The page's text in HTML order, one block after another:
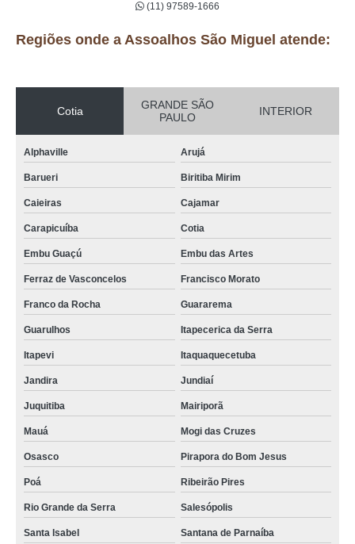
(11) 97589-1666
Regiões onde a Assoalhos São Miguel atende:
Cotia
GRANDE SÃO
PAULO
INTERIOR
Alphaville Arujá
Barueri Biritiba Mirim
Caieiras Cajamar
Carapicuíba Cotia
Embu Guaçú Embu das Artes
Ferraz de Vasconcelos Francisco Morato
Franco da Rocha Guararema
Guarulhos Itapecerica da Serra
Itapevi Itaquaquecetuba
Jandira Jundiaí
Juquitiba Mairiporã
Mauá Mogi das Cruzes
Osasco Pirapora do Bom Jesus
Poá Ribeirão Pires
Rio Grande da Serra Salesópolis
Santa Isabel Santana de Parnaíba